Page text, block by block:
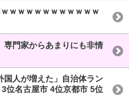
ｗｗｗｗｗｗｗｗｗｗｗ
専門家からあまりにも非情
国人が増えた」自治体ラン
位名古屋市 4位京都市 5位